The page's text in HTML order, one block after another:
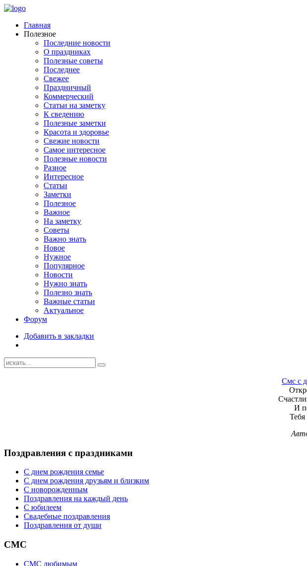
Главная
Полезное
Последние новости
О праздниках
Полезные советы
Последнее
Свежее
Праздничный
Коммерческий
Статьи на заметку
К сведению
Полезные заметки
Красота и здоровье
Свежие новости
Самое интересное
Полезные новости
Разное
Интересное
Статьи
Заметки
Полезное
Важное
На заметку
Советы
Важно знать
Новое
Нужное
Популярное
Новости
Нужно знать
Полезно знать
Важные статьи
Актуальное
Форум
Добавить в закладки
Смс с
И
Поздравления с праздниками
С днем рождения семье
С днем рождения друзьям и близким
C новорожденным
Поздравления на каждый день
С юбилеем
Свадебные поздравления
Поздравления от души
СМС
СМС любимым